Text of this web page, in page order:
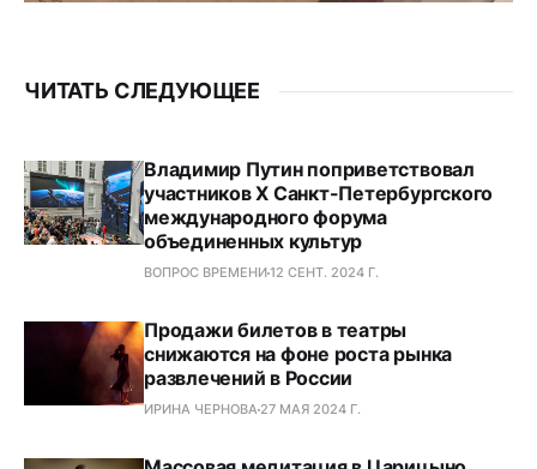
ЧИТАТЬ СЛЕДУЮЩЕЕ
Владимир Путин поприветствовал
участников Х Санкт-Петербургского
международного форума
объединенных культур
ВОПРОС ВРЕМЕНИ12 СЕНТ. 2024 Г.
Продажи билетов в театры
снижаются на фоне роста рынка
развлечений в России
ИРИНА ЧЕРНОВА 27 МАЯ 2024 Г.